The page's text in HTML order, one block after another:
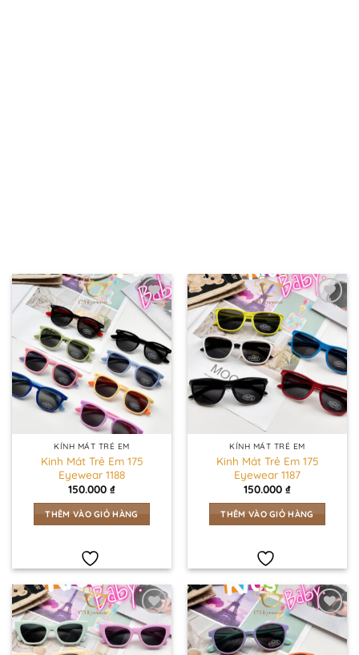
KÍNH MÁT TRẺ EM
Kinh Mát Trẻ Em 175
Eyewear 1188
150.000 ₫
THÊM VÀO GIỎ HÀNG
KÍNH MÁT TRẺ EM
Kinh Mát Trẻ Em 175
Eyewear 1187
150.000 ₫
THÊM VÀO GIỎ HÀNG